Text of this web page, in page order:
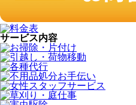
サービス内容